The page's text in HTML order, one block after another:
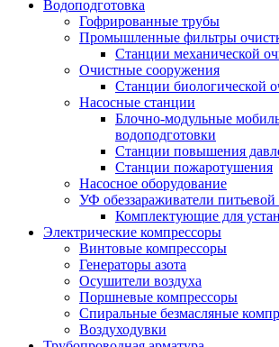
Водоподготовка
Гофрированные трубы
Промышленные фильтры
Станции механической
Очистные сооружения
Станции биологической
Насосные станции
Блочно-модульные
водоподготовки
Станции повышения
Станции пожаротушения
Насосное оборудование
УФ обеззараживатели
Комплектующие для
Электрические компрессоры
Винтовые компрессоры
Генераторы азота
Осушители воздуха
Поршневые компрессоры
Спиральные безмасляные
Воздуходувки